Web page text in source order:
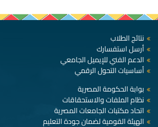
نتائج الطلاب
أرسل استفسارك
الدعم الفني للإيميل الجامعي
أساسيات التحول الرقمي
بوابة الحكومة المصرية
نظام الملفات والاستحقاقات
اتحاد مكتبات الجامعات المصرية
الهيئة القومية لضمان جودة التعليم